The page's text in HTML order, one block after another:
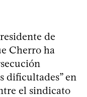
de
Cherro ha
dificultades” en
el sindicato